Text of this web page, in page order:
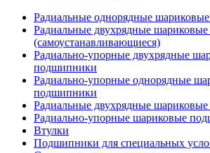
Радиальные однорядные
Радиальные двухрядные
(самоустанавливающиеся)
Радиально-упорные двухрядные
подшипники
Радиально-упорные однорядные
подшипники
Радиальные двухрядные
Радиально-упорные шариковые
Втулки
Подшипники для специальных